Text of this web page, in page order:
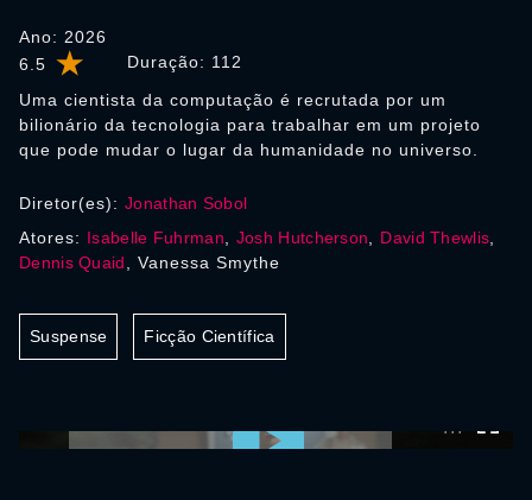
6.5 Duração: 112
Ano: 2026
Uma cientista da computação é recrutada por um
bilionário da tecnologia para trabalhar em um projeto
que pode mudar o lugar da humanidade no universo.
Diretor(es): Jonathan Sobol
Atores: Isabelle Fuhrman Josh Hutcherson David Thewlis
Dennis Quaid
, Vanessa Smythe
Suspense Ficção Científica